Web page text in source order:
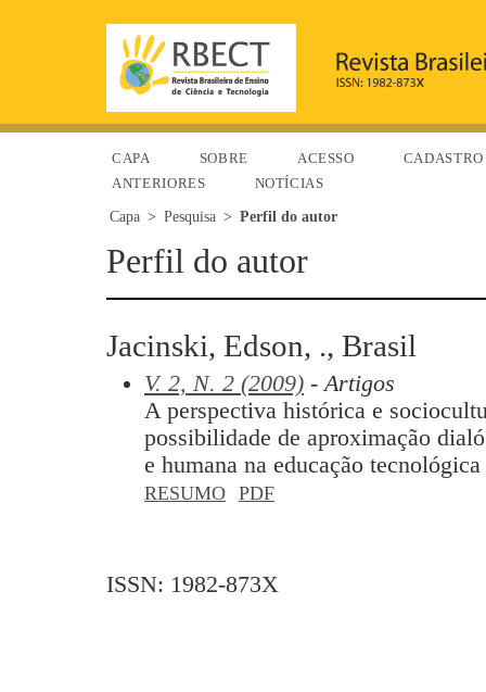
CAPA SOBRE ACESSO
CADASTRO
ANTERIORES
NOTÍCIAS
Capa > Pesquisa > Perfil do autor
Perfil do autor
Jacinski, Edson, ., Brasil
V. 2, N. 2 (2009) - Artigos
A perspectiva histórica e
possibilidade de aproximação
e humana na educação tecnológica
RESUMO PDF
ISSN: 1982-873X